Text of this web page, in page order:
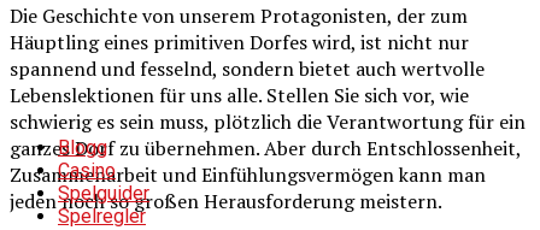
Die Geschichte von unserem Protagonisten, der zum
Häuptling eines primitiven Dorfes wird, ist nicht nur
spannend und fesselnd, sondern bietet auch wertvolle
Lebenslektionen für uns alle. Stellen Sie sich vor, wie
schwierig es sein muss, plötzlich die Verantwortung für ein
ganzes Dorf zu übernehmen. Aber durch Entschlossenheit,
Zusammenarbeit und Einfühlungsvermögen kann man
jeden noch so großen Herausforderung meistern.
Blogg
Casino
Spelguider
Spelregler